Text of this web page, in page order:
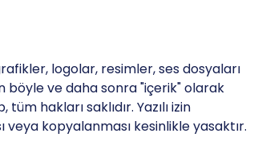
logolar, resimler, ses dosyaları
böyle ve daha sonra "içerik" olarak
hakları saklıdır. Yazılı izin
veya kopyalanması kesinlikle yasaktır.